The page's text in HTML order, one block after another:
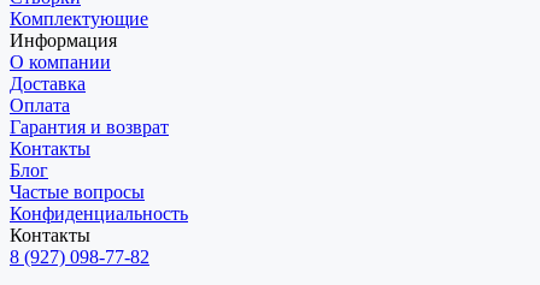
Комплектующие
Информация
О компании
Доставка
Оплата
Гарантия и возврат
Контакты
Блог
Частые вопросы
Конфиденциальность
Контакты
8 (927) 098-77-82